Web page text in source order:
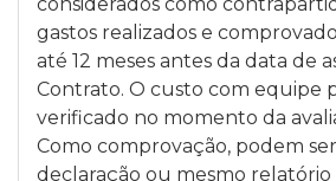
gastos realizados e
até 12 meses antes da data de
Contrato. O custo com equipe
verificado no momento da
Como comprovação, podem
declaração ou mesmo relatório